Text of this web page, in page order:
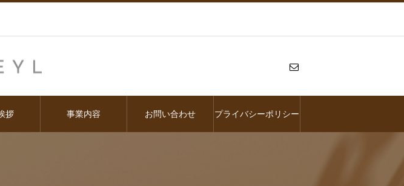
拶 事業内容 お問い合わせ プライバシーポリシー